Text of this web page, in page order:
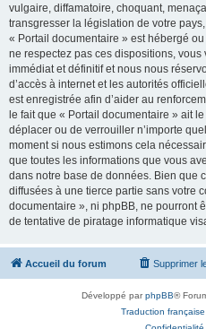
vulgaire, diffamatoire, choquant,
transgresser la législation de votre
« Portail documentaire » est hébergé
ne respectez pas ces dispositions,
immédiat et définitif et nous nous
d’accès à internet et les autorités
est enregistrée afin d’aider au
le fait que « Portail documentaire » ait
déplacer ou de verrouiller n’importe
moment si nous estimons cela
que toutes les informations que vous
dans notre base de données. Bien que
diffusées à une tierce partie sans votre
documentaire », ni phpBB, ne pourront
de tentative de piratage informatique
Accueil du forum Supprimer
Développé parphpBB®
Traduction